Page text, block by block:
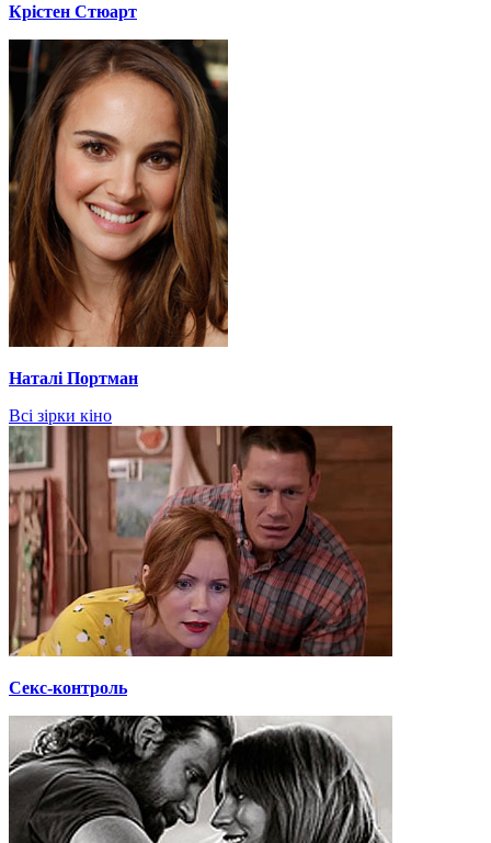
Крістен Стюарт
Наталі Портман
Всі зірки кіно
Секс-контроль